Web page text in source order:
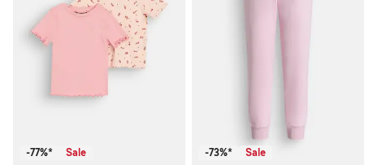
-77%* Sale -73%* Sale